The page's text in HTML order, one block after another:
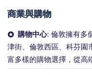
商業與購物
購物中心: 倫敦擁有多
津街、倫敦西區、科芬園
富多樣的購物選擇，從高